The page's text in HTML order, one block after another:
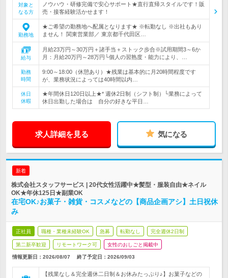
対象と
なる方
ノウハウ・研修完備で安心サポート★直行直帰スタイルです！販
売・接客経験活かせます！
勤務地
★ご希望の勤務地へ配属となります★ ※転勤なし ※出社もあり
ません！ 関東営業部／ 東京都千代田区…
給与
月給23万円～30万円＋諸手当＋ストック歩合※試用期間3～6か
月：月給20万円～28万円└個人の習熟度・能力により、…
勤務
時間
9:00～18:00（休憩あり）★残業は基本的に月20時間程度です
が、業務状況によっては40時間以内…
休日
休暇
★年間休日120日以上★* 週休2日制（シフト制）└業務によって
休日出勤した場合は 自分の好きな平日…
求人詳細を見る 気になる
新着
株式会社スタッフサービス | 20代女性活躍中★髪型・服装自由★ネイル
OK★年休125日★副業OK
在宅OK♪お菓子・雑貨・コスメなどの【商品企画アシ】土日祝休
み
正社員 職種・業種未経験OK 急募 転勤なし 完全週休2日制
第二新卒歓迎 リモートワーク可 女性のおしごと掲載中
情報更新日：2026/08/07 終了予定日： 2026/09/03
【残業なし＆完全週休二日制＆お休みたっぷり♪】お菓子などの